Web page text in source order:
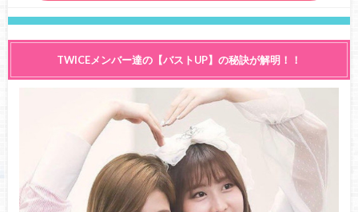
TWICEメンバー達の【バストUP】の秘訣が解明！！